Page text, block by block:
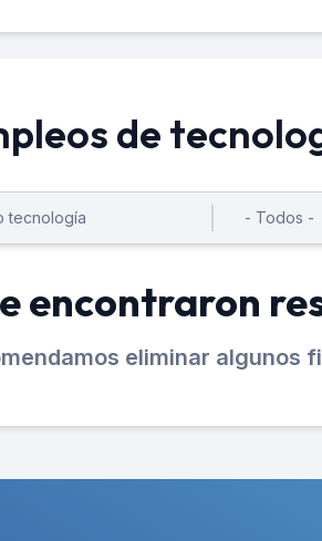
de
encontraron
eliminar algunos